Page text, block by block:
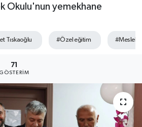
Okulu'nun yemekhane
Tıskaoğlu #Özel eğitim #Meslek
71
GÖSTERIM